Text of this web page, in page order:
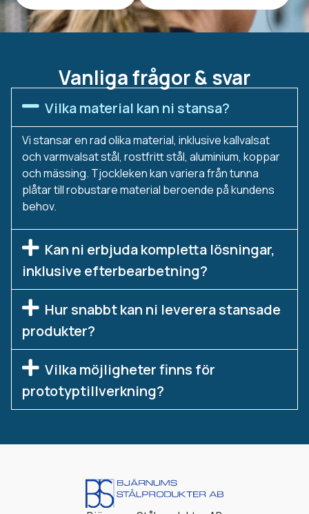
Vanliga frågor & svar
Vilka material kan ni stansa?
Vi stansar en rad olika material, inklusive kallvalsat
och varmvalsat stål, rostfritt stål, aluminium, koppar
och mässing. Tjockleken kan variera från tunna
plåtar till robustare material beroende på kundens
behov.
Kan ni erbjuda kompletta lösningar,
inklusive efterbearbetning?
Hur snabbt kan ni leverera stansade
produkter?
Vilka möjligheter finns för
prototyptillverkning?